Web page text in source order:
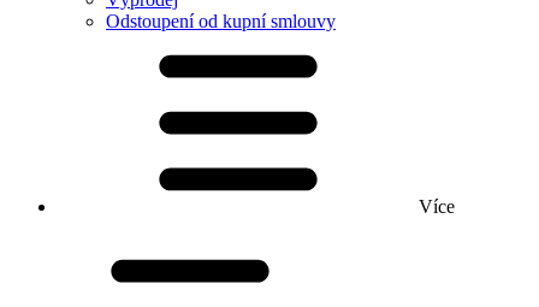
Odstoupení od kupní smlouvy
Více